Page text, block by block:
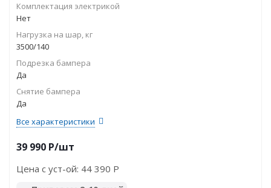
Комплектация электрикой
Нет
Нагрузка на шар, кг
3500/140
Подрезка бампера
Да
Снятие бампера
Да
Все характеристики
39 990 P/шт
Цена с уст-ой: 44 390 P